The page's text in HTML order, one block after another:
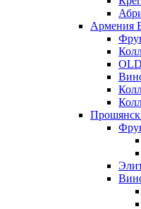
Армения